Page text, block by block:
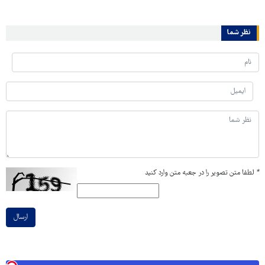
نظر شما
* لطفا متن تصویر را در جعبه متن وارد کنید
ارسال